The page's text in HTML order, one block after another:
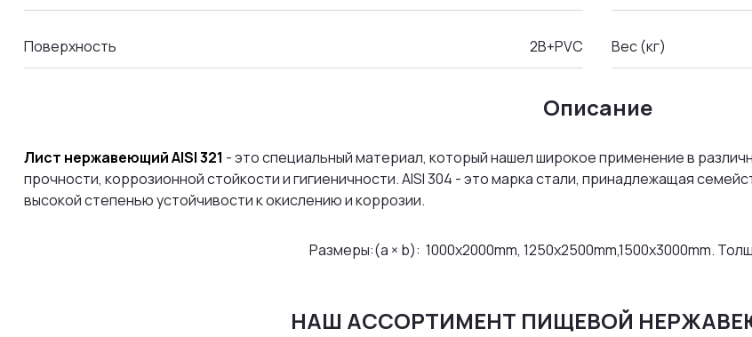
Поверхность 2B+PVC Вес (кг)
Описание
Лист нержавеющий AISI 321 - это специальный материал, который нашел широкое применение в
прочности, коррозионной стойкости и гигиеничности. AISI 304 - это марка стали, принадлежащая
высокой степенью устойчивости к окислению и коррозии.
Размеры:(a × b): 1000x2000mm, 1250x2500mm,1500x3000mm.
НАШ АССОРТИМЕНТ ПИЩЕВОЙ